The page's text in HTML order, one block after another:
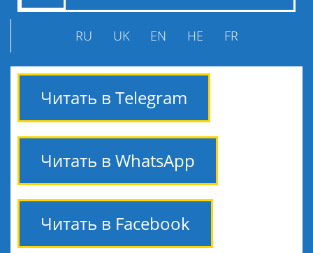
RU UK EN HE FR
Читать в Telegram
Читать в WhatsApp
Читать в Facebook